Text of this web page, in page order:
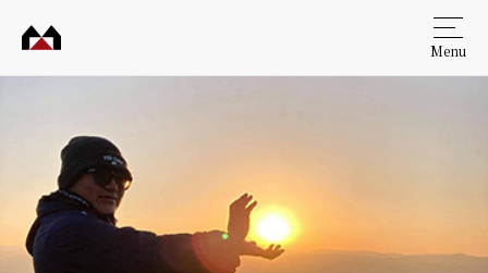
工務
Menu